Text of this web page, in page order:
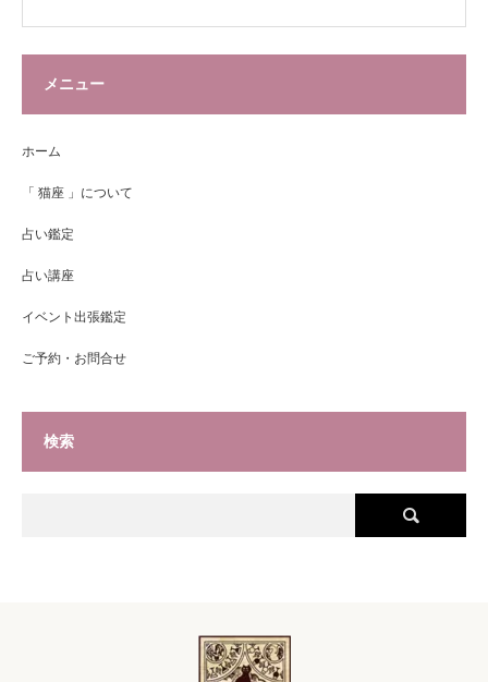
メニュー
ホーム
「 猫座 」について
占い鑑定
占い講座
イベント出張鑑定
ご予約・お問合せ
検索